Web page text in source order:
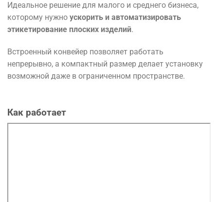
Идеальное решение для малого и среднего бизнеса,
которому нужно ускорить и автоматизировать
этикетирование плоских изделий.
Встроенный конвейер позволяет работать
непрерывно, а компактный размер делает установку
возможной даже в ограниченном пространстве.
Как работает